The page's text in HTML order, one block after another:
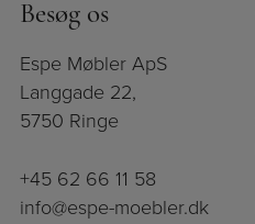
Besøg os
Espe Møbler ApS
Langgade 22,
5750 Ringe
+45 62 66 11 58
info@espe-moebler.dk